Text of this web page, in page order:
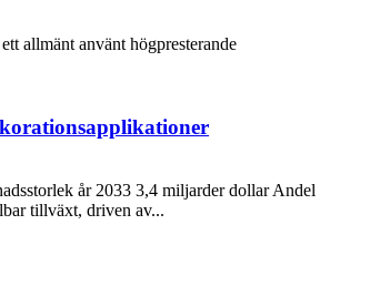
allmänt använt högpresterande
år 2033 3,4 miljarder dollar Andel
tillväxt, driven av...